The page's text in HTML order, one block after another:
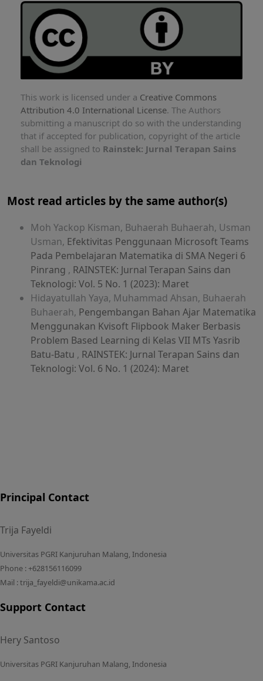
This work is licensed under a Creative Commons
Attribution 4.0 International License. The Authors
submitting a manuscript do so with the understanding
that if accepted for publication, copyright of the article
shall be assigned to Rainstek: Jurnal Terapan Sains
dan Teknologi
Most read articles by the same author(s)
Moh Yackop Kisman, Buhaerah Buhaerah, Usman
Usman, Efektivitas Penggunaan Microsoft Teams
Pada Pembelajaran Matematika di SMA Negeri 6
Pinrang , RAINSTEK: Jurnal Terapan Sains dan
Teknologi: Vol. 5 No. 1 (2023): Maret
Hidayatullah Yaya, Muhammad Ahsan, Buhaerah
Buhaerah, Pengembangan Bahan Ajar Matematika
Menggunakan Kvisoft Flipbook Maker Berbasis
Problem Based Learning di Kelas VII MTs Yasrib
Batu-Batu , RAINSTEK: Jurnal Terapan Sains dan
Teknologi: Vol. 6 No. 1 (2024): Maret
Principal Contact
Trija Fayeldi
Universitas PGRI Kanjuruhan Malang, Indonesia
Phone : +628156116099
Mail : trija_fayeldi@unikama.ac.id
Support Contact
Hery Santoso
Universitas PGRI Kanjuruhan Malang, Indonesia